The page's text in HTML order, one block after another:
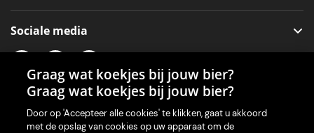
Sociale media
Onze app voor je machine
Graag wat koekjes bij jouw bier?
Graag wat koekjes bij jouw bier?
Door op 'Accepteer alle cookies' te klikken, gaat u akkoord
met de opslag van cookies op uw apparaat om de